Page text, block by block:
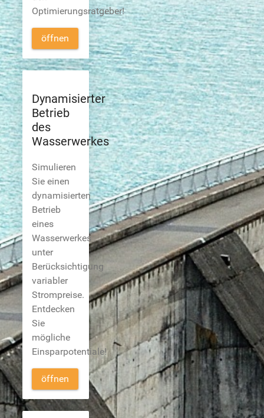
Optimierungsratgeber!
öffnen
Dynamisierter
Betrieb
des
Wasserwerkes
Simulieren
Sie einen
dynamisierten
Betrieb
eines
Wasserwerkes
unter
Berücksichtigung
variabler
Strompreise.
Entdecken
Sie
mögliche
Einsparpotentiale!
öffnen